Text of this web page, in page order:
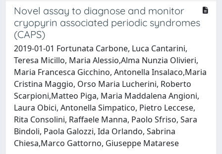
Novel assay to diagnose and monitor
cryopyrin associated periodic syndromes
(CAPS)
2019-01-01 Fortunata Carbone, Luca Cantarini,
Teresa Micillo, Maria Alessio,Alma Nunzia Olivieri,
Maria Francesca Gicchino, Antonella Insalaco,Maria
Cristina Maggio, Orso Maria Lucherini, Roberto
Scarpioni,Matteo Piga, Maria Maddalena Angioni,
Laura Obici, Antonella Simpatico, Pietro Leccese,
Rita Consolini, Raffaele Manna, Paolo Sfriso, Sara
Bindoli, Paola Galozzi, Ida Orlando, Sabrina
Chiesa,Marco Gattorno, Giuseppe Matarese